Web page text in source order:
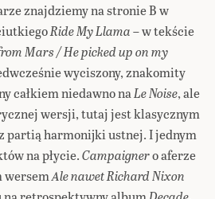
znajdziemy na stronie B w
Ride My Llama– w tekście
Mars / He picked up on my
wyciszony, znakomity
całkiem niedawno naLe Noise, ale
wersji, tutaj jest klasycznym
partią harmonijki ustnej. I jednym
na płycie.Campaignero aferze
wersemAle nawet Richard Nixon